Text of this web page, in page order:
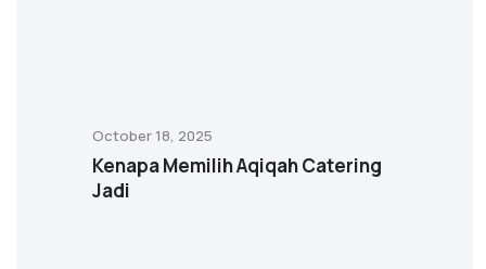
October 18, 2025
Kenapa Memilih Aqiqah Catering
Jadi